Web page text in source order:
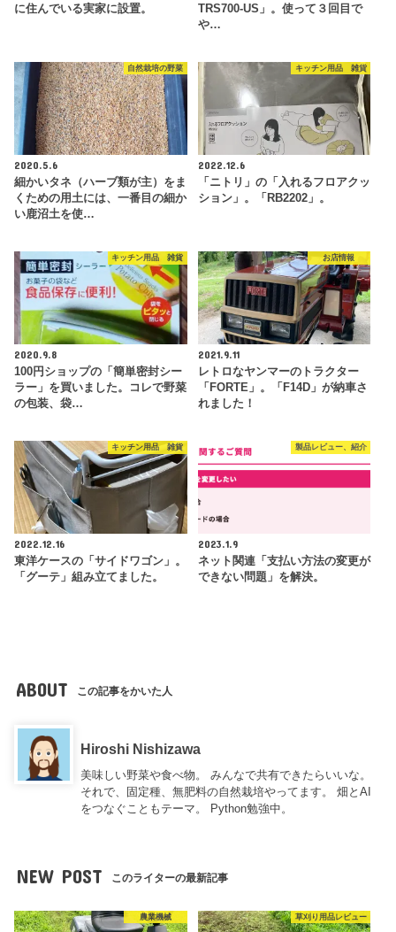
に住んでいる実家に設置。
TRS700-US」。使って３回目で
や…
自然栽培の野菜
2020.5.6
細かいタネ（ハーブ類が主）をま
くための用土には、一番目の細か
い鹿沼土を使…
キッチン用品 雑貨
2022.12.6
「ニトリ」の「入れるフロアクッ
ション」。「RB2202」。
キッチン用品 雑貨
2020.9.8
100円ショップの「簡単密封シー
ラー」を買いました。コレで野菜
の包装、袋…
お店情報
2021.9.11
レトロなヤンマーのトラクター
「FORTE」。「F14D」が納車さ
れました！
キッチン用品 雑貨
2022.12.16
東洋ケースの「サイドワゴン」。
「グーテ」組み立てました。
製品レビュー、紹介
2023.1.9
ネット関連「支払い方法の変更が
できない問題」を解決。
ABOUT この記事をかいた人
Hiroshi Nishizawa
美味しい野菜や食べ物。 みんなで共有できたらいいな。
それで、固定種、無肥料の自然栽培やってます。 畑とAI
をつなぐこともテーマ。 Python勉強中。
NEW POST このライターの最新記事
農業機械 草刈り用品レビュー